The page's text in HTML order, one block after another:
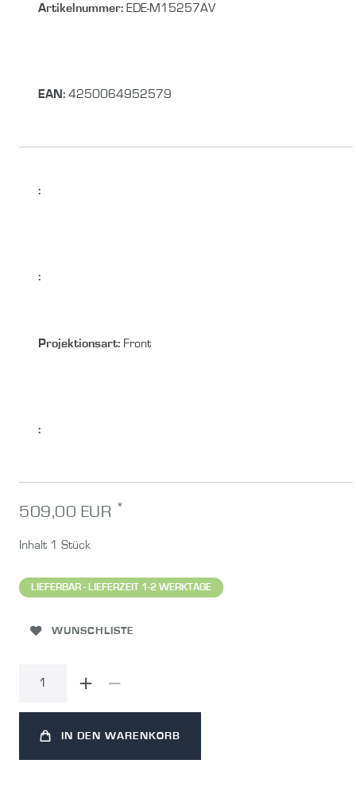
Artikelnummer: EDE-M15257AV
EAN: 4250064952579
:
:
Projektionsart: Front
:
509,00 EUR *
Inhalt 1 Stück
LIEFERBAR - LIEFERZEIT 1-2 WERKTAGE
WUNSCHLISTE
IN DEN WARENKORB